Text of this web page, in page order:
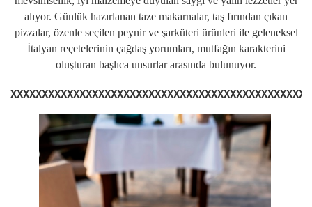
alıyor. Günlük hazırlanan taze makarnalar, taş fırından çıkan
pizzalar, özenle seçilen peynir ve şarküteri ürünleri ile geleneksel
İtalyan reçetelerinin çağdaş yorumları, mutfağın karakterini
oluşturan başlıca unsurlar arasında bulunuyor.